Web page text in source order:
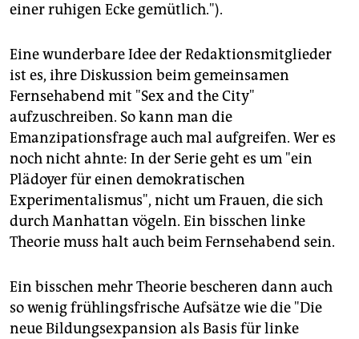
einer ruhigen Ecke gemütlich.").
Eine wunderbare Idee der Redaktionsmitglieder
ist es, ihre Diskussion beim gemeinsamen
Fernsehabend mit "Sex and the City"
aufzuschreiben. So kann man die
Emanzipationsfrage auch mal aufgreifen. Wer es
noch nicht ahnte: In der Serie geht es um "ein
Plädoyer für einen demokratischen
Experimentalismus", nicht um Frauen, die sich
durch Manhattan vögeln. Ein bisschen linke
Theorie muss halt auch beim Fernsehabend sein.
Ein bisschen mehr Theorie bescheren dann auch
so wenig frühlingsfrische Aufsätze wie die "Die
neue Bildungsexpansion als Basis für linke